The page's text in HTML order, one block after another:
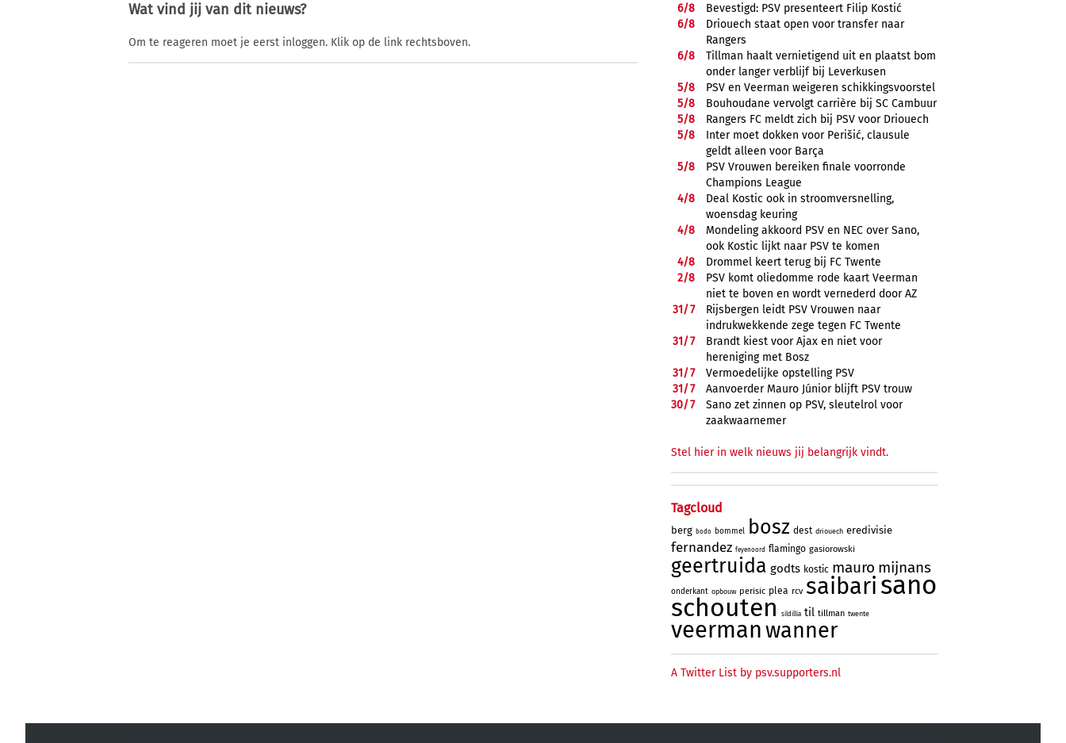
Wat vind jij van dit nieuws?
Om te reageren moet je eerst inloggen. Klik op de link rechtsboven.
6/8
Bevestigd: PSV presenteert Filip Kostić
6/8
Driouech staat open voor transfer naar
Rangers
6/8
Tillman haalt vernietigend uit en plaatst bom
onder langer verblijf bij Leverkusen
5/8
PSV en Veerman weigeren schikkingsvoorstel
5/8
Bouhoudane vervolgt carrière bij SC Cambuur
5/8
Rangers FC meldt zich bij PSV voor Driouech
5/8
Inter moet dokken voor Perišić, clausule
geldt alleen voor Barça
5/8
PSV Vrouwen bereiken finale voorronde
Champions League
4/8
Deal Kostic ook in stroomversnelling,
woensdag keuring
4/8
Mondeling akkoord PSV en NEC over Sano,
ook Kostic lijkt naar PSV te komen
4/8
Drommel keert terug bij FC Twente
2/8
PSV komt oliedomme rode kaart Veerman
niet te boven en wordt vernederd door AZ
31/7
Rijsbergen leidt PSV Vrouwen naar
indrukwekkende zege tegen FC Twente
31/7
Brandt kiest voor Ajax en niet voor
hereniging met Bosz
31/7
Vermoedelijke opstelling PSV
31/7
Aanvoerder Mauro Júnior blijft PSV trouw
30/7
Sano zet zinnen op PSV, sleutelrol voor
zaakwaarnemer
Stel hier in welk nieuws jij belangrijk vindt.
Tagcloud
berg bodo bommel bosz dest driouech eredivisie
fernandez feyenoord flamingo gasiorowski
geertruida godts kostic mauro mijnans
onderkant opbouw perisic plea rcv saibari sano
schouten sildillia til tillman twente
veermanwanner
A Twitter List by psv.supporters.nl